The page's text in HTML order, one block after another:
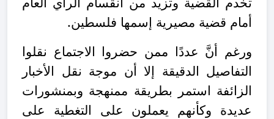
أمام قضية مصيرية إسمها فلسطين.
ورغم أنَّ عددًا ممن حضروا الاجتماع نقلوا
التفاصيل الدقيقة إلا أن موجة نقل الأخبار
الزائفة استمر بطريقة ممنهجة وبمنشورات
عديدة وكأنهم يعملون على التغطية على